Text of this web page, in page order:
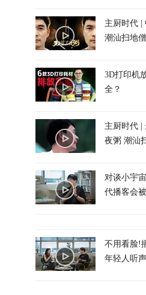
主厨时代 |
潮汕扫地
3D打印机
全？
主厨时代 |
夜粥 潮汕
对谈小宇
代播客会
不用看脸!
年轻人听